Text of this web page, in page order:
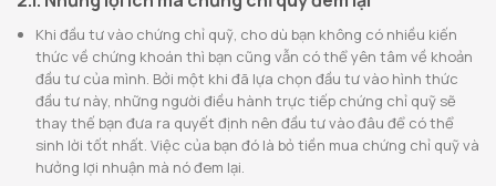
Khi đầu tư vào chứng chỉ quỹ, cho dù bạn không có nhiều kiến
thức về chứng khoán thì bạn cũng vẫn có thể yên tâm về khoản
đầu tư của mình. Bởi một khi đã lựa chọn đầu tư vào hình thức
đầu tư này, những người điều hành trực tiếp chứng chỉ quỹ sẽ
thay thế bạn đưa ra quyết định nên đầu tư vào đâu để có thể
sinh lời tốt nhất. Việc của bạn đó là bỏ tiền mua chứng chỉ quỹ và
hưởng lợi nhuận mà nó đem lại.